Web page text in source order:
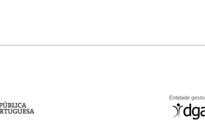
Entidade